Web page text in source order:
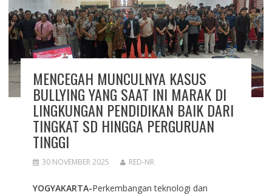
MENCEGAH MUNCULNYA KASUS
BULLYING YANG SAAT INI MARAK DI
LINGKUNGAN PENDIDIKAN BAIK DARI
TINGKAT SD HINGGA PERGURUAN
TINGGI
30 NOVEMBER 2025 RED-NR
YOGYAKARTA-Perkembangan teknologi dan